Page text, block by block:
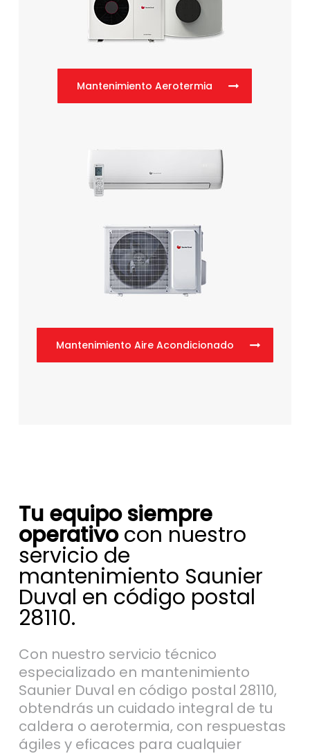
Mantenimiento Aerotermia
Mantenimiento Aire Acondicionado
Tu equipo siempre
operativocon nuestro
servicio de
mantenimiento Saunier
Duval en código postal
28110.
Con nuestro servicio técnico
especializado en mantenimiento
Saunier Duval en código postal 28110,
obtendrás un cuidado integral de tu
caldera o aerotermia, con respuestas
ágiles y eficaces para cualquier